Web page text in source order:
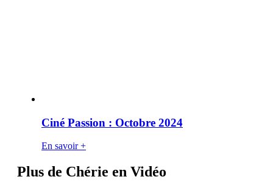
Ciné Passion : Octobre 2024
En savoir +
Plus de Chérie en Vidéo